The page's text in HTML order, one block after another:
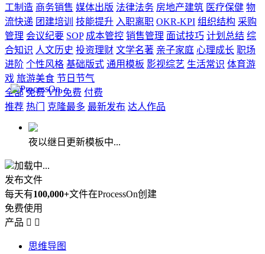
工制造 商务销售 媒体出版 法律法务 房地产建筑 医疗保健 物
流快递 团建培训 技能提升 入职离职 OKR-KPI 组织结构 采购
管理 会议纪要 SOP 成本管控 销售管理 面试技巧 计划总结 综
合知识 人文历史 投资理财 文学名著 亲子家庭 心理成长 职场
进阶 个性风格 基础版式 通用模板 影视综艺 生活常识 体育游
戏 旅游美食 节日节气
全部 免费 VIP免费 付费
推荐 热门 克隆最多 最新发布 达人作品
夜以继日更新模板中...
加载中...
发布文件
每天有100,000+文件在ProcessOn创建
免费使用
产品  
思维导图